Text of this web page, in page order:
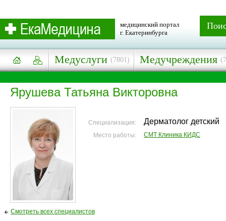
медицинский портал
г. Екатеринбурга
Медуслуги (7801) Медучреждения
Ярушева Татьяна Викторовна
Специализация: Дерматолог детский
Место работы: СМТ Клиника КИДС
Смотреть всех специалистов